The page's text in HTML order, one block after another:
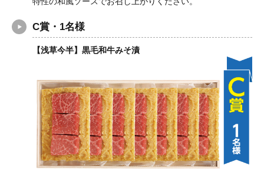
C賞・1名様
【浅草今半】黒毛和牛みそ漬